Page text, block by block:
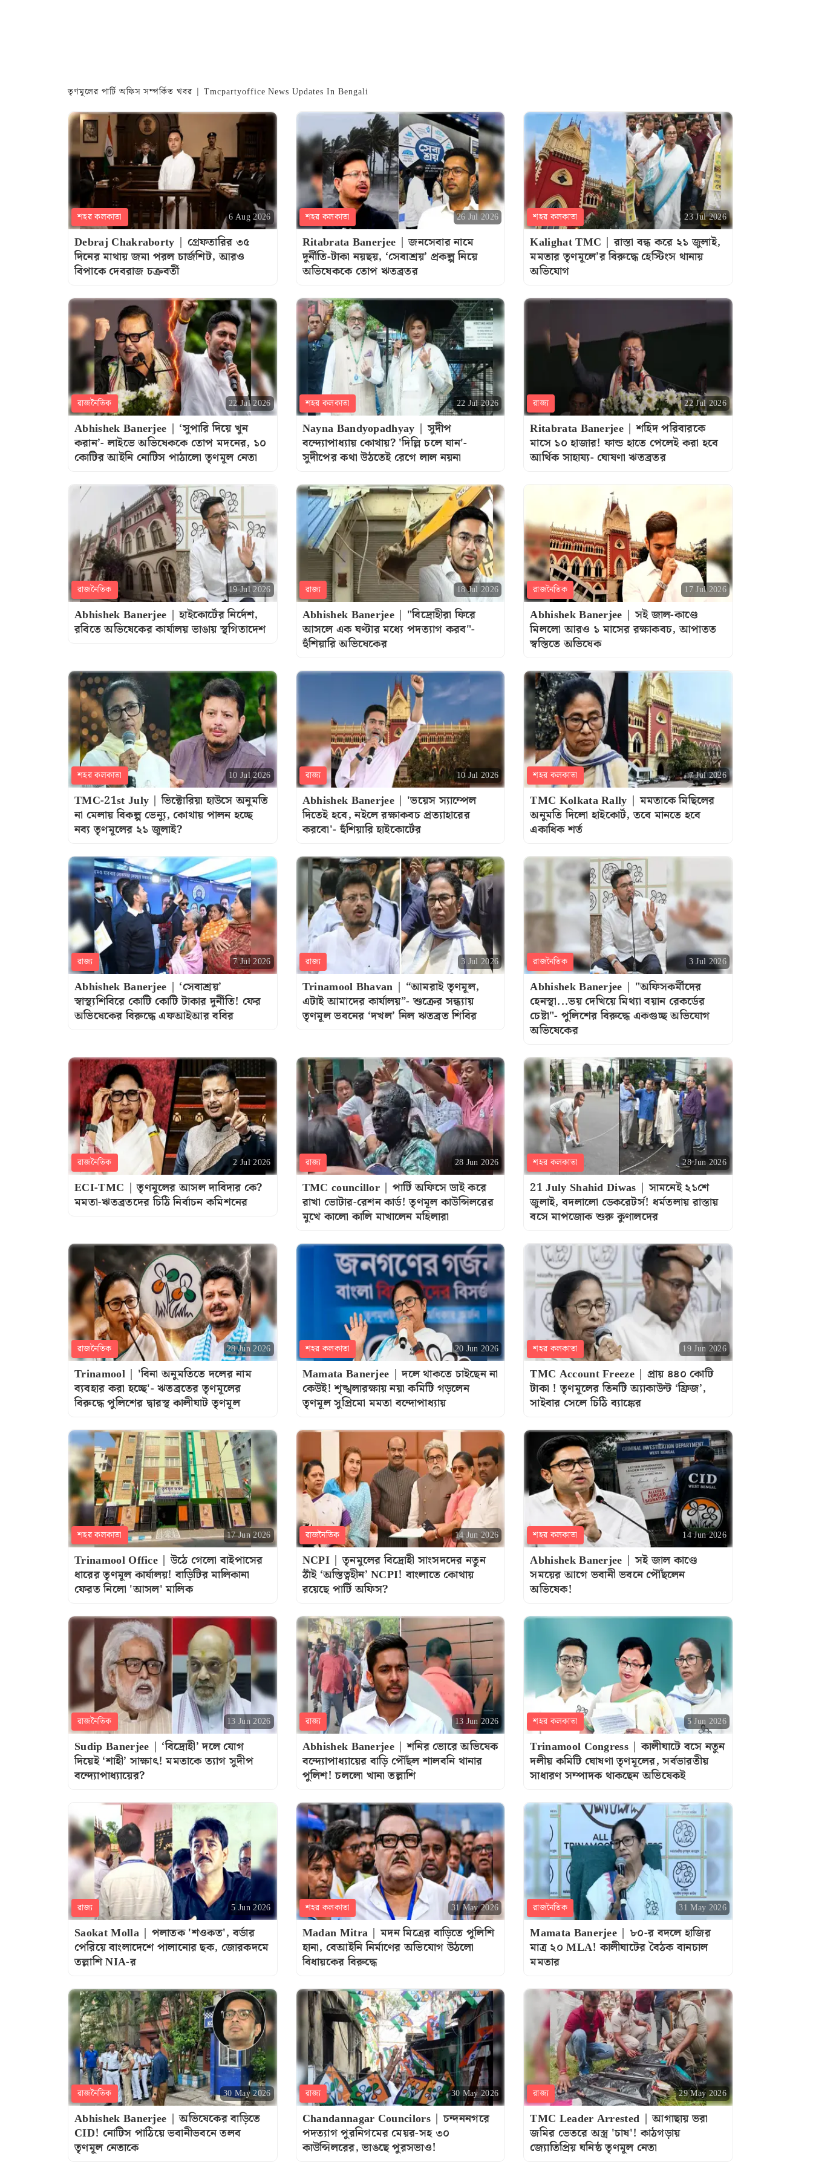
তৃণমূলের পার্টি অফিস সম্পর্কিত খবর | Tmcpartyoffice News Updates In Bengali
শহর কলকাতা 6 Aug 2026
Debraj Chakraborty | গ্রেফতারির ৩৫
দিনের মাথায় জমা পরল চার্জশিট, আরও
বিপাকে দেবরাজ চক্রবর্তী
শহর কলকাতা 26 Jul 2026
Ritabrata Banerjee | জনসেবার নামে
দুর্নীতি-টাকা নয়ছয়, ‘সেবাশ্রয়’ প্রকল্প নিয়ে
অভিষেককে তোপ ঋতব্রতর
শহর কলকাতা 23 Jul 2026
Kalighat TMC | রাস্তা বন্ধ করে ২১ জুলাই,
মমতার তৃণমূলে’র বিরুদ্ধে হেস্টিংস থানায়
অভিযোগ
রাজনৈতিক 22 Jul 2026
Abhishek Banerjee | ‘সুপারি দিয়ে খুন
করান’- লাইভে অভিষেককে তোপ মদনের, ১০
কোটির আইনি নোটিস পাঠালো তৃণমূল নেতা
শহর কলকাতা 22 Jul 2026
Nayna Bandyopadhyay | সুদীপ
বন্দ্যোপাধ্যায় কোথায়? 'দিল্লি চলে যান'-
সুদীপের কথা উঠতেই রেগে লাল নয়না
রাজ্য 22 Jul 2026
Ritabrata Banerjee | শহিদ পরিবারকে
মাসে ১০ হাজার! ফান্ড হাতে পেলেই করা হবে
আর্থিক সাহায্য- ঘোষণা ঋতব্রতর
রাজনৈতিক 19 Jul 2026
Abhishek Banerjee | হাইকোর্টের নির্দেশ,
রবিতে অভিষেকের কার্যালয় ভাঙায় স্থগিতাদেশ
রাজ্য 18 Jul 2026
Abhishek Banerjee | "বিদ্রোহীরা ফিরে
আসলে এক ঘণ্টার মধ্যে পদত্যাগ করব"-
হুঁশিয়ারি অভিষেকের
রাজনৈতিক 17 Jul 2026
Abhishek Banerjee | সই জাল-কাণ্ডে
মিললো আরও ১ মাসের রক্ষাকবচ, আপাতত
স্বস্তিতে অভিষেক
শহর কলকাতা 10 Jul 2026
TMC-21st July | ভিক্টোরিয়া হাউসে অনুমতি
না মেলায় বিকল্প ভেন্যু, কোথায় পালন হচ্ছে
নব্য তৃণমূলের ২১ জুলাই?
রাজ্য 10 Jul 2026
Abhishek Banerjee | 'ভয়েস স্যাম্পেল
দিতেই হবে, নইলে রক্ষাকবচ প্রত্যাহারের
করবো'- হুঁশিয়ারি হাইকোর্টের
শহর কলকাতা 7 Jul 2026
TMC Kolkata Rally | মমতাকে মিছিলের
অনুমতি দিলো হাইকোর্ট, তবে মানতে হবে
একাধিক শর্ত
রাজ্য 7 Jul 2026
Abhishek Banerjee | ‘সেবাশ্রয়’
স্বাস্থ্যশিবিরে কোটি কোটি টাকার দুর্নীতি! ফের
অভিষেকের বিরুদ্ধে এফআইআর ববির
রাজ্য 3 Jul 2026
Trinamool Bhavan | “আমরাই তৃণমূল,
এটাই আমাদের কার্যালয়”- শুক্রের সন্ধ্যায়
তৃণমূল ভবনের ‘দখল’ নিল ঋতব্রত শিবির
রাজনৈতিক 3 Jul 2026
Abhishek Banerjee | "অফিসকর্মীদের
হেনস্থা...ভয় দেখিয়ে মিথ্যা বয়ান রেকর্ডের
চেষ্টা"- পুলিশের বিরুদ্ধে একগুচ্ছ অভিযোগ
অভিষেকের
রাজনৈতিক 2 Jul 2026
ECI-TMC | তৃণমূলের আসল দাবিদার কে?
মমতা-ঋতব্রতদের চিঠি নির্বাচন কমিশনের
রাজ্য 28 Jun 2026
TMC councillor | পার্টি অফিসে ডাই করে
রাখা ভোটার-রেশন কার্ড! তৃণমূল কাউন্সিলরের
মুখে কালো কালি মাখালেন মহিলারা
শহর কলকাতা 28 Jun 2026
21 July Shahid Diwas | সামনেই ২১শে
জুলাই, বদলালো ডেকরেটর্স! ধর্মতলায় রাস্তায়
বসে মাপজোক শুরু কুণালদের
রাজনৈতিক 28 Jun 2026
Trinamool | 'বিনা অনুমতিতে দলের নাম
ব্যবহার করা হচ্ছে'- ঋতব্রতের তৃণমূলের
বিরুদ্ধে পুলিশের দ্বারস্থ কালীঘাট তৃণমূল
শহর কলকাতা 20 Jun 2026
Mamata Banerjee | দলে থাকতে চাইছেন না
কেউই! শৃঙ্খলারক্ষায় নয়া কমিটি গড়লেন
তৃণমূল সুপ্রিমো মমতা বন্দোপাধ্যায়
শহর কলকাতা 19 Jun 2026
TMC Account Freeze | প্রায় ৪৪০ কোটি
টাকা ! তৃণমূলের তিনটি অ্যাকাউন্ট ‘ফ্রিজ’,
সাইবার সেলে চিঠি ব্যাঙ্কের
শহর কলকাতা 17 Jun 2026
Trinamool Office | উঠে গেলো বাইপাসের
ধারের তৃণমূল কার্যালয়! বাড়িটির মালিকানা
ফেরত নিলো 'আসল' মালিক
রাজনৈতিক 14 Jun 2026
NCPI | তৃনমুলের বিদ্রোহী সাংসদদের নতুন
ঠাঁই ‘অস্তিত্বহীন’ NCPI! বাংলাতে কোথায়
রয়েছে পার্টি অফিস?
শহর কলকাতা 14 Jun 2026
Abhishek Banerjee | সই জাল কাণ্ডে
সময়ের আগে ভবানী ভবনে পৌঁছলেন
অভিষেক!
রাজনৈতিক 13 Jun 2026
Sudip Banerjee | ‘বিদ্রোহী’ দলে যোগ
দিয়েই ‘শাহী’ সাক্ষাৎ! মমতাকে ত্যাগ সুদীপ
বন্দ্যোপাধ্যায়ের?
রাজ্য 13 Jun 2026
Abhishek Banerjee | শনির ভোরে অভিষেক
বন্দ্যোপাধ্যায়ের বাড়ি পৌঁছল শালবনি থানার
পুলিশ! চললো খানা তল্লাশি
শহর কলকাতা 5 Jun 2026
Trinamool Congress | কালীঘাটে বসে নতুন
দলীয় কমিটি ঘোষণা তৃণমূলের, সর্বভারতীয়
সাধারণ সম্পাদক থাকছেন অভিষেকই
রাজ্য 5 Jun 2026
Saokat Molla | পলাতক 'শওকত', বর্ডার
পেরিয়ে বাংলাদেশে পালানোর ছক, জোরকদমে
তল্লাশি NIA-র
শহর কলকাতা 31 May 2026
Madan Mitra | মদন মিত্রের বাড়িতে পুলিশি
হানা, বেআইনি নির্মাণের অভিযোগ উঠলো
বিধায়কের বিরুদ্ধে
রাজনৈতিক 31 May 2026
Mamata Banerjee | ৮০-র বদলে হাজির
মাত্র ২০ MLA! কালীঘাটের বৈঠক বানচাল
মমতার
রাজনৈতিক 30 May 2026
Abhishek Banerjee | অভিষেকের বাড়িতে
CID! নোটিস পাঠিয়ে ভবানীভবনে তলব
তৃণমূল নেতাকে
রাজ্য 30 May 2026
Chandannagar Councilors | চন্দননগরে
পদত্যাগ পুরনিগমের মেয়র-সহ ৩০
কাউন্সিলরের, ভাঙছে পুরসভাও!
রাজ্য 29 May 2026
TMC Leader Arrested | আগাছায় ভরা
জমির ভেতরে অস্ত্র 'চাষ'! কাঠগড়ায়
জ্যোতিপ্রিয় ঘনিষ্ঠ তৃণমূল নেতা